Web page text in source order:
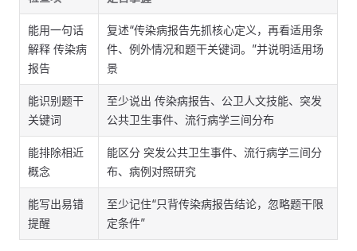
能用一句话
解释 传染病
报告
复述“传染病报告先抓核心定义，再看适用条
件、例外情况和题干关键词。”并说明适用场
景
能识别题干
关键词
至少说出 传染病报告、公卫人文技能、突发
公共卫生事件、流行病学三间分布
能排除相近
概念
能区分 突发公共卫生事件、流行病学三间分
布、病例对照研究
能写出易错
提醒
至少记住“只背传染病报告结论，忽略题干限
定条件”